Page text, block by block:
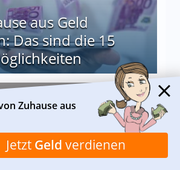
aus Geld
Das sind die 15
Zuhause aus
Jetzt Geld verdienen